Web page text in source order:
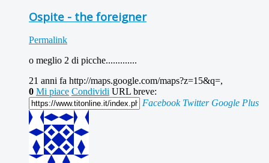
Ospite - the foreigner
Permalink
o meglio 2 di picche.............
21 anni fa http://maps.google.com/maps?z=15&q=,
0 Mi piace Condividi URL breve:
Facebook Twitter Google Plus